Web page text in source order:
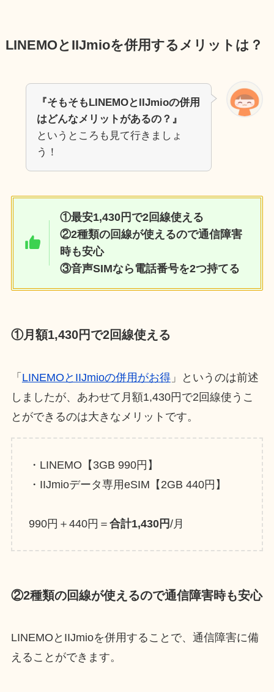
LINEMOとIIJmioを併用するメリットは？
『そもそもLINEMOとIIJmioの併用
はどんなメリットがあるの？』
というところも見て行きましょ
う！
①最安1,430円で2回線使える
②2種類の回線が使えるので通信障害
時も安心
③音声SIMなら電話番号を2つ持てる
①月額1,430円で2回線使える
「 LINEMOとIIJmioの併用がお得」というのは前述
しましたが、あわせて月額1,430円で2回線使うこ
とができるのは大きなメリットです。
・LINEMO【3GB 990円】
・IIJmioデータ専用eSIM【2GB 440円】
990円＋440円＝ 合計1,430円/月
②2種類の回線が使えるので通信障害時も安心
LINEMOとIIJmioを併用することで、通信障害に備
えることができます。